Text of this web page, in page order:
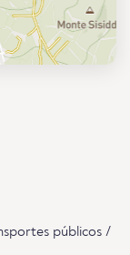
públicos /